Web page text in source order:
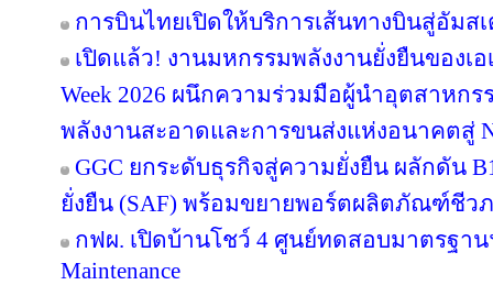
การบินไทยเปิดให้บริการเส้นทางบินสู่อัมส
เปิดแล้ว! งานมหกรรมพลังงานยั่งยืนของเอเ
Week 2026 ผนึกความร่วมมือผู้นำอุตสาหก
พลังงานสะอาดและการขนส่งแห่งอนาคตสู่
GGC ยกระดับธุรกิจสู่ความยั่งยืน ผลักดัน
ยั่งยืน (SAF) พร้อมขยายพอร์ตผลิตภัณฑ์ชีว
กฟผ. เปิดบ้านโชว์ 4 ศูนย์ทดสอบมาตรฐาน
Maintenance